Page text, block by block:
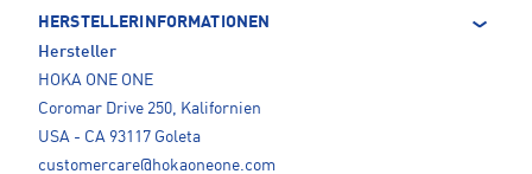
HERSTELLERINFORMATIONEN
Hersteller
HOKA ONE ONE
Coromar Drive 250, Kalifornien
USA - CA 93117 Goleta
customercare@hokaoneone.com